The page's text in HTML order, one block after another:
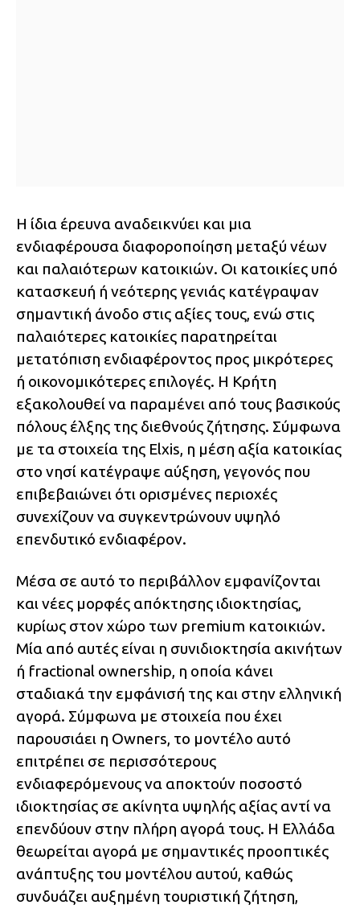
Η ίδια έρευνα αναδεικνύει και μια
ενδιαφέρουσα διαφοροποίηση μεταξύ νέων
και παλαιότερων κατοικιών. Οι κατοικίες υπό
κατασκευή ή νεότερης γενιάς κατέγραψαν
σημαντική άνοδο στις αξίες τους, ενώ στις
παλαιότερες κατοικίες παρατηρείται
μετατόπιση ενδιαφέροντος προς μικρότερες
ή οικονομικότερες επιλογές. Η Κρήτη
εξακολουθεί να παραμένει από τους βασικούς
πόλους έλξης της διεθνούς ζήτησης. Σύμφωνα
με τα στοιχεία της Elxis, η μέση αξία κατοικίας
στο νησί κατέγραψε αύξηση, γεγονός που
επιβεβαιώνει ότι ορισμένες περιοχές
συνεχίζουν να συγκεντρώνουν υψηλό
επενδυτικό ενδιαφέρον.
Μέσα σε αυτό το περιβάλλον εμφανίζονται
και νέες μορφές απόκτησης ιδιοκτησίας,
κυρίως στον χώρο των premium κατοικιών.
Μία από αυτές είναι η συνιδιοκτησία ακινήτων
ή fractional ownership, η οποία κάνει
σταδιακά την εμφάνισή της και στην ελληνική
αγορά. Σύμφωνα με στοιχεία που έχει
παρουσιάει η Owners, το μοντέλο αυτό
επιτρέπει σε περισσότερους
ενδιαφερόμενους να αποκτούν ποσοστό
ιδιοκτησίας σε ακίνητα υψηλής αξίας αντί να
επενδύουν στην πλήρη αγορά τους. Η Ελλάδα
θεωρείται αγορά με σημαντικές προοπτικές
ανάπτυξης του μοντέλου αυτού, καθώς
συνδυάζει αυξημένη τουριστική ζήτηση,